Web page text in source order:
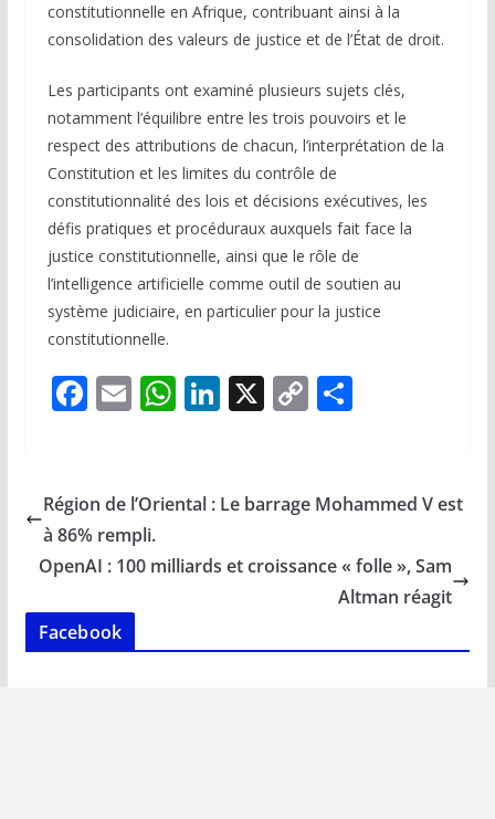
constitutionnelle en Afrique, contribuant ainsi à la
consolidation des valeurs de justice et de l’État de droit.
Les participants ont examiné plusieurs sujets clés,
notamment l’équilibre entre les trois pouvoirs et le
respect des attributions de chacun, l’interprétation de la
Constitution et les limites du contrôle de
constitutionnalité des lois et décisions exécutives, les
défis pratiques et procéduraux auxquels fait face la
justice constitutionnelle, ainsi que le rôle de
l’intelligence artificielle comme outil de soutien au
système judiciaire, en particulier pour la justice
constitutionnelle.
F
b
o
o
k
E
l
W
s
p
Li
e
n
X C
y
n
P
g
Région de l’Oriental : Le barrage Mohammed V est
à 86% rempli.
OpenAI : 100 milliards et croissance « folle », Sam
Altman réagit
Facebook